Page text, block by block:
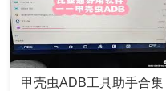
甲壳虫ADB工具助手合集